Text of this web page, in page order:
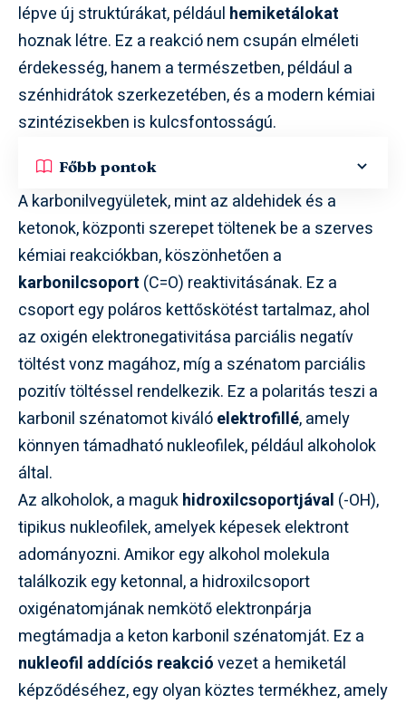
lépve új struktúrákat, például hemiketálokat
hoznak létre. Ez a reakció nem csupán elméleti
érdekesség, hanem a természetben, például a
szénhidrátok szerkezetében, és a modern kémiai
szintézisekben is kulcsfontosságú.
Főbb pontok
A karbonilvegyületek, mint az aldehidek és a
ketonok, központi szerepet töltenek be a szerves
kémiai reakciókban, köszönhetően a
karbonilcsoport (C=O) reaktivitásának. Ez a
csoport egy poláros kettőskötést tartalmaz, ahol
az oxigén elektronegativitása parciális negatív
töltést vonz magához, míg a szénatom parciális
pozitív töltéssel rendelkezik. Ez a polaritás teszi a
karbonil szénatomot kiválóelektrofillé, amely
könnyen támadható nukleofilek, például alkoholok
által.
Az alkoholok, a magukhidroxilcsoportjával (-OH),
tipikus nukleofilek, amelyek képesek elektront
adományozni. Amikor egy alkohol molekula
találkozik egy ketonnal, a hidroxilcsoport
oxigénatomjának nemkötő elektronpárja
megtámadja a keton karbonil szénatomját. Ez a
nukleofil addíciós reakcióvezet a hemiketál
képződéséhez, egy olyan köztes termékhez, amely